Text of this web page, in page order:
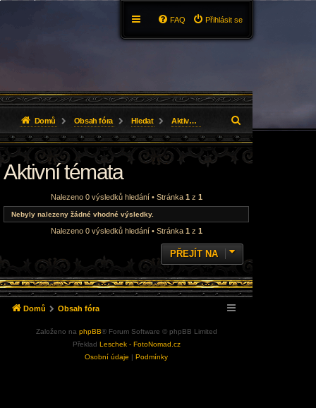
Přihlásit se
FAQ
Domů Obsah fóra Hledat Aktivní témata
l
e
Aktivní témata
Nalezeno 0 výsledků hledání • Stránka 1 z 1
Nebyly nalezeny žádné vhodné výsledky.
Nalezeno 0 výsledků hledání • Stránka 1 z 1
PŘEJÍT NA
Domů Obsah fóra
Založeno na phpBB® Forum Software © phpBB Limited
Překlad Leschek - FotoNomad.cz
Osobní údaje |Podmínky